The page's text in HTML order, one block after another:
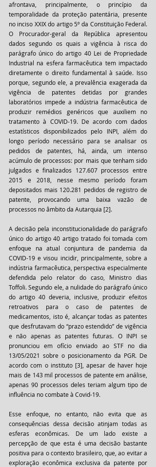
afrontava, principalmente, o princípio da
temporalidade da proteção patentária, presente
no inciso XXIX do artigo 5º da Constituição Federal.
O Procurador-geral da República apresentou
dados segundo os quais a vigência à risca do
parágrafo único do artigo 40 Lei de Propriedade
Industrial na esfera farmacêutica tem impactado
diretamente o direito fundamental à saúde. Isso
porque, segundo ele, a prevalência exagerada da
vigência de patentes detidas por grandes
laboratórios impede a indústria farmacêutica de
produzir remédios genéricos que auxiliem no
tratamento à COVID-19. De acordo com dados
estatísticos disponibilizados pelo INPI, além do
longo período necessário para se analisar os
pedidos de patentes, há, ainda, um intenso
acúmulo de processos: por mais que tenham sido
julgados e finalizados 127.607 processos entre
2015 e 2018, nesse mesmo período foram
depositados mais 120.281 pedidos de registro de
patente, provocando uma baixa vazão de
processos no âmbito da Autarquia [2].
A decisão pela inconstitucionalidade do parágrafo
único do artigo 40 artigo tratado foi tomada com
enfoque na atual conjuntura de pandemia da
COVID-19 e visou incidir, principalmente, sobre a
indústria farmacêutica, perspectiva especialmente
defendida pelo relator do caso, Ministro dias
Toffoli. Segundo ele, a nulidade do parágrafo único
do artigo 40 deveria, inclusive, produzir efeitos
retroativos para o caso de patentes de
medicamentos, isto é, alcançar todas as patentes
que desfrutavam do “prazo estendido” de vigência
e não apenas as patentes futuras. O INPI se
pronunciou em ofício enviado ao STF no dia
13/05/2021 sobre o posicionamento da PGR. De
acordo com o instituto [3], apesar de haver hoje
mais de 143 mil processos de patente em análise,
apenas 90 processos deles teriam algum tipo de
influência no combate à Covid-19.
Esse enfoque, no entanto, não evita que as
consequências dessa decisão atinjam todas as
esferas econômicas. De um lado existe a
percepção de que esta é uma decisão bastante
positiva para o contexto brasileiro, que, ao evitar a
exploração econômica exclusiva da patente por